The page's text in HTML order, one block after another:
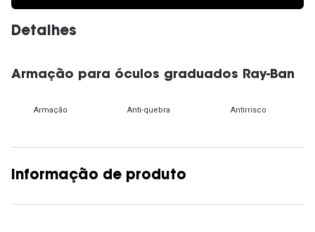
Detalhes
Armação para óculos graduados Ray-Ban
Armação Anti-quebra Antirrisco
Informação de produto